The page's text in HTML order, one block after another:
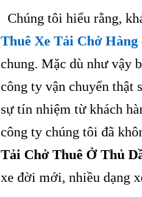
Chúng tôi hiểu rằng,
Thuê Xe Tải Chở
chung. Mặc dù như vậy
công ty vận chuyển thật
sự tín nhiệm từ khách
công ty chúng tôi đã
Tải Chở Thuê Ở Thủ
xe đời mới, nhiều dạng